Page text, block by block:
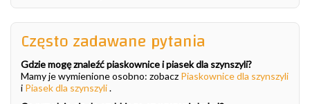
Często zadawane pytania
Gdzie mogę znaleźć piaskownice i piasek dla szynszyli?
Mamy je wymienione osobno: zobacz Piaskownice dla szynszyli
i Piasek dla szynszyli.